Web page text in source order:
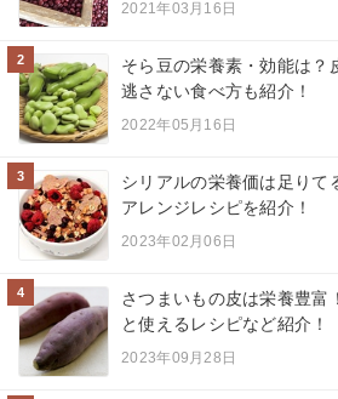
2021年03月16日
2
そら豆の栄養素・効能は？
逃さない食べ方も紹介！
2022年05月16日
3
シリアルの栄養価は足りて
アレンジレシピを紹介！
2023年02月06日
4
さつまいもの皮は栄養豊富
と使えるレシピなど紹介！
2023年09月28日